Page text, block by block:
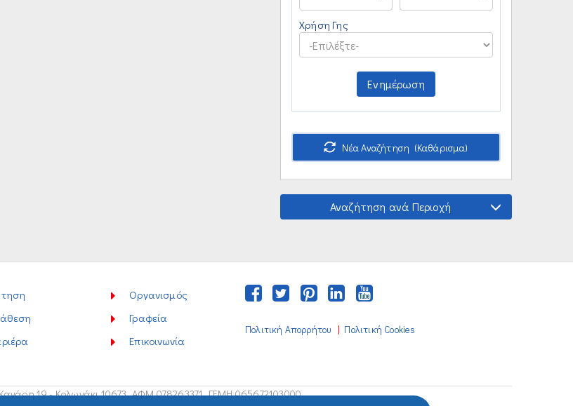
Χρήση Γης
Ενημέρωση
Νέα Αναζήτηση (Καθάρισμα)
Αναζήτηση ανά Περιοχή
Οργανισμός
Γραφεία
Επικοινωνία
Πολιτική Απορρήτου | Πολιτική Cookies
19 - Κολωνάκι 10673,ΑΦΜ 078263371, ΓΕΜΗ 065672103000